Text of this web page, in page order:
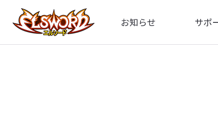
お知らせ
全体
サポ